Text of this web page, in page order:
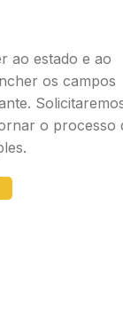
ao estado e ao
os campos
o processo